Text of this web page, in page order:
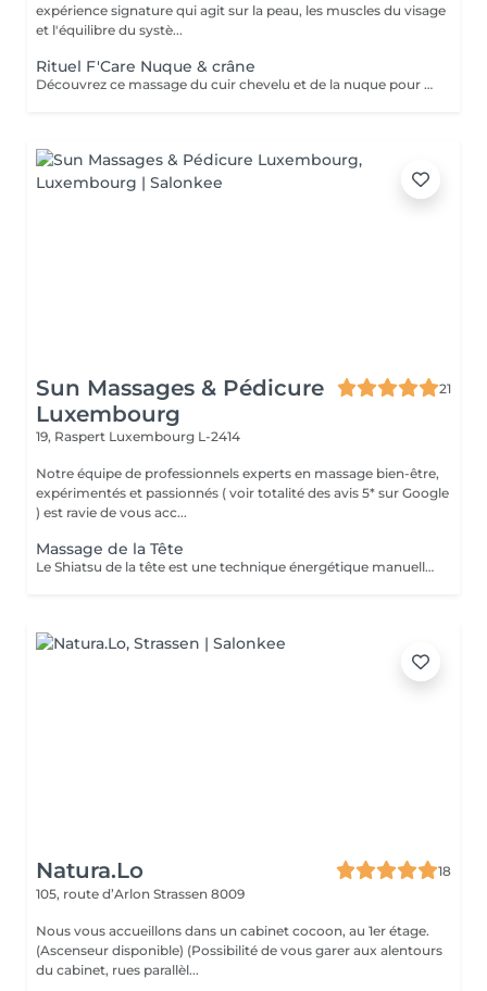
expérience signature qui agit sur la peau, les muscles du visage
et l'équilibre du systè...
Rituel F'Care Nuque & crâne
Découvrez ce massage du cuir chevelu et de la nuque pour chasser les tensions physiques et mentales, combattre la fatigue et le stress. Modelage manuel du cuir chevelu sans huile, travail lent des muscles du cou, de la nuque sur-sollicités au quotidien. Les zones sensibles et tendues du crâne sont travaillés avec des techniques d'acupression et des instruments en pierre semi précieuse chauds afin de relaxer à la fois le corps et l'esprit et s'ancrer dans le moment présent. Réel lâcher prise en quelques instants. Les signes de fatigue sont estompés, le visage est parfaitement détendu.
Sun Massages & Pédicure
Luxembourg
21
19, Raspert Luxembourg L-2414
Notre équipe de professionnels experts en massage bien-être,
expérimentés et passionnés ( voir totalité des avis 5* sur Google
) est ravie de vous acc...
Massage de la Tête
Le Shiatsu de la tête est une technique énergétique manuelle du crâne, du visage et de la nuque qui permet d'harmoniser l'énergie dans les deux hémisphères du cerveau. Ce soin libère le flux de l'énergie subtile dans le corps, améliore la circulation. La technique consiste en la stimulation des points énergétiques de la zone par des petites pressions digitales et le drainage lymphatique pour évacuer les toxines par des mouvements glissés. Ce soin du visage est rajeunissant et très complet. Il permet de détoxifier la peau et de la rendre plus lisse et éclatante. Cette technique plonge le receveur dans une relaxation profonde qui renforce les capacités d'auto-guérison de l'organisme qui se ressource grâce au repos procuré par le soin. Le Shiatsu de la tête est indiqué dans les cas de : troubles du sommeil, stress, anxiété, nervosité, déprime, tristesse, tensions du cou et des épaules, fatigue oculaire et auditive, maux de tête, ...
Natura.Lo
18
105, route d’Arlon Strassen 8009
Nous vous accueillons dans un cabinet cocoon, au 1er étage.
(Ascenseur disponible) (Possibilité de vous garer aux alentours
du cabinet, rues parallèl...